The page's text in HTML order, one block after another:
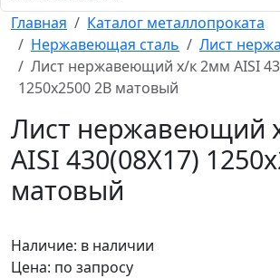
Главная
Каталог металлопроката
Нержавеющая сталь
Лист
Лист нержавеющий х/к 2мм AISI
1250х2500 2B матовый
Лист нержавеющий
AISI 430(08X17)
матовый
Наличие: в наличии
Цена: по запросу